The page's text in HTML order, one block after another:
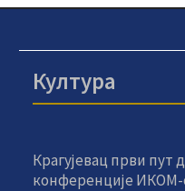
Култура
Крагујевац први
конференције ИКОМ-